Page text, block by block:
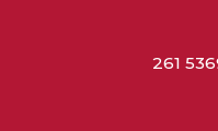
261